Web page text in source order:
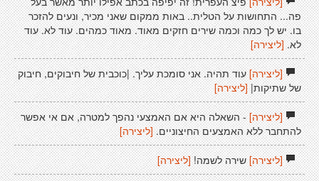
פה... התחושות על הטלית.. באות ממקום שאני מכיר, ונעים להזכר
בו. יש לך כמה וכמה שירים חזקים מאוד. מאוד כמהים. עוד לא. עוד
לא. [ליצירה]
[ליצירה]עוד תהיה. אני סומכת עליך. |כוכבית של חיבוקים, חיבוק
של שתיקות| [ליצירה]
[ליצירה]- השאלה היא אם האמצעי נהפך למטרה, אם אי אפשר
להתחבר ללא האמצעים החיצוניים. [ליצירה]
[ליצירה]שירה לשמה! [ליצירה]